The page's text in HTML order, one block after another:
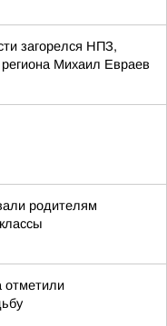
загорелся НПЗ,
Михаил Евраев
родителям
отметили